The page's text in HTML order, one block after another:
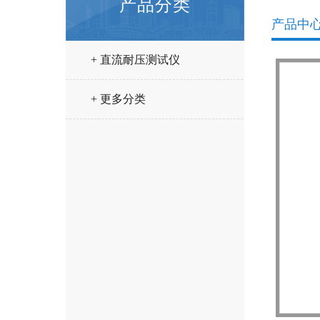
产品分类
+ 直流耐压测试仪
+ 更多分类
产品中